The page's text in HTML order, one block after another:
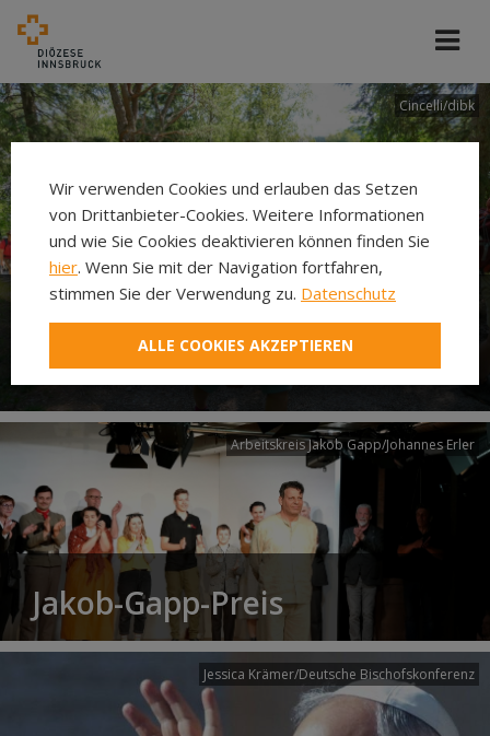
Cincelli/dibk
Neuer Pilgerweg Via
Laudato si’
Arbeitskreis Jakob Gapp/Johannes Erler
Jakob-Gapp-Preis
Jessica Krämer/Deutsche Bischofskonferenz
Wir verwenden Cookies und erlauben das Setzen
von Drittanbieter-Cookies. Weitere Informationen
und wie Sie Cookies deaktivieren können finden Sie
hier. Wenn Sie mit der Navigation fortfahren,
stimmen Sie der Verwendung zu. Datenschutz
ALLE COOKIES AKZEPTIEREN